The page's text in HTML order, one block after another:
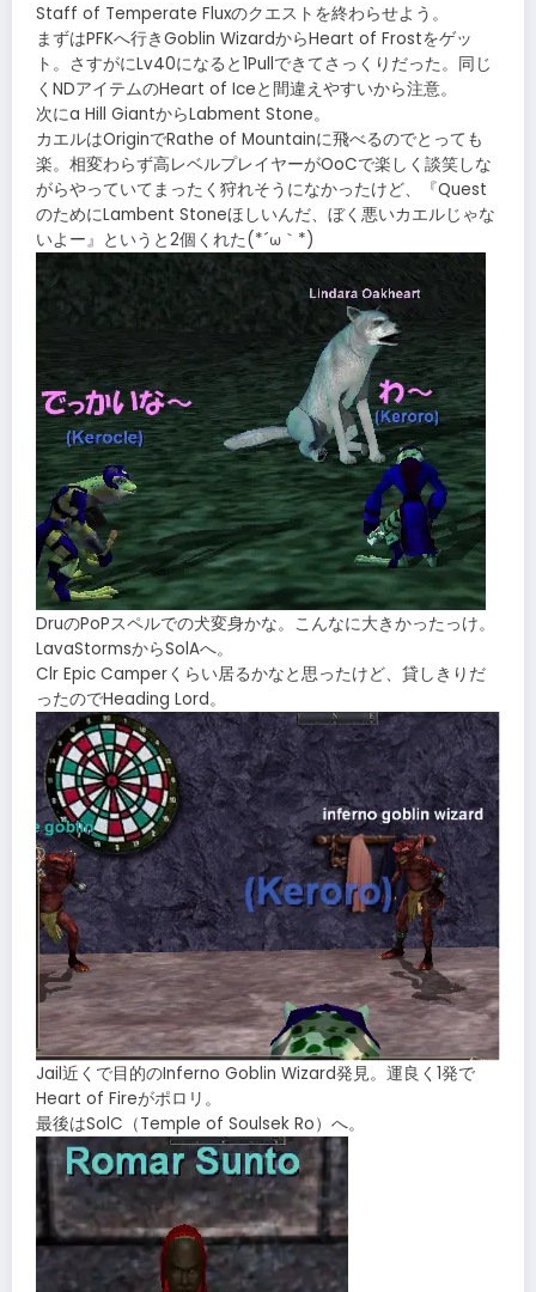
Staff of Temperate Fluxのクエストを終わらせよう。
まずはPFKへ行きGoblin WizardからHeart of Frostをゲッ
ト。さすがにLv40になると1Pullできてさっくりだった。同じ
くNDアイテムのHeart of Iceと間違えやすいから注意。
次にa Hill GiantからLabment Stone。
カエルはOriginでRathe of Mountainに飛べるのでとっても
楽。相変わらず高レベルプレイヤーがOoCで楽しく談笑しな
がらやっていてまったく狩れそうになかったけど、『Quest
のためにLambent Stoneほしいんだ、ぼく悪いカエルじゃな
いよー』というと2個くれた(*´ω｀*)
DruのPoPスペルでの犬変身かな。こんなに大きかったっけ。
LavaStormsからSolAへ。
Clr Epic Camperくらい居るかなと思ったけど、貸しきりだ
ったのでHeading Lord。
Jail近くで目的のInferno Goblin Wizard発見。運良く1発で
Heart of Fireがポロリ。
最後はSolC（Temple of Soulsek Ro）へ。